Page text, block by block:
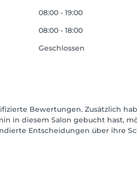
08:00 - 19:00
08:00 - 18:00
Geschlossen
Bewertungen. Zusätzlich
in diesem Salon gebucht hast,
Entscheidungen über ihre